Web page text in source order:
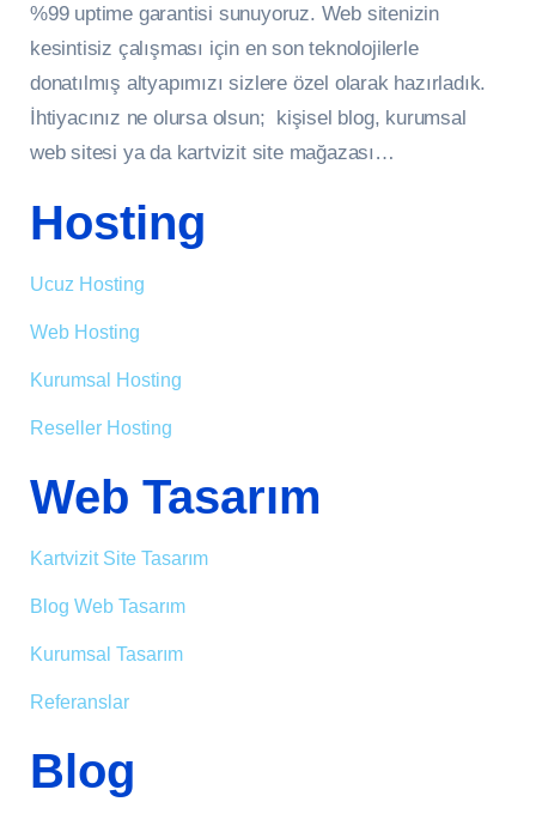
%99 uptime garantisi sunuyoruz. Web sitenizin
kesintisiz çalışması için en son teknolojilerle
donatılmış altyapımızı sizlere özel olarak hazırladık.
İhtiyacınız ne olursa olsun; kişisel blog, kurumsal
web sitesi ya da kartvizit site mağazası…
Hosting
Ucuz Hosting
Web Hosting
Kurumsal Hosting
Reseller Hosting
Web Tasarım
Kartvizit Site Tasarım
Blog Web Tasarım
Kurumsal Tasarım
Referanslar
Blog